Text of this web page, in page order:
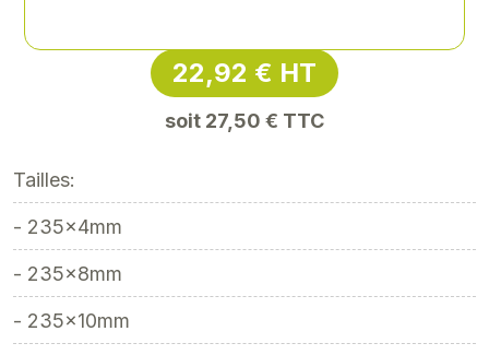
22,92 € HT
soit 27,50 € TTC
Tailles:
- 235x4mm
- 235x8mm
- 235x10mm